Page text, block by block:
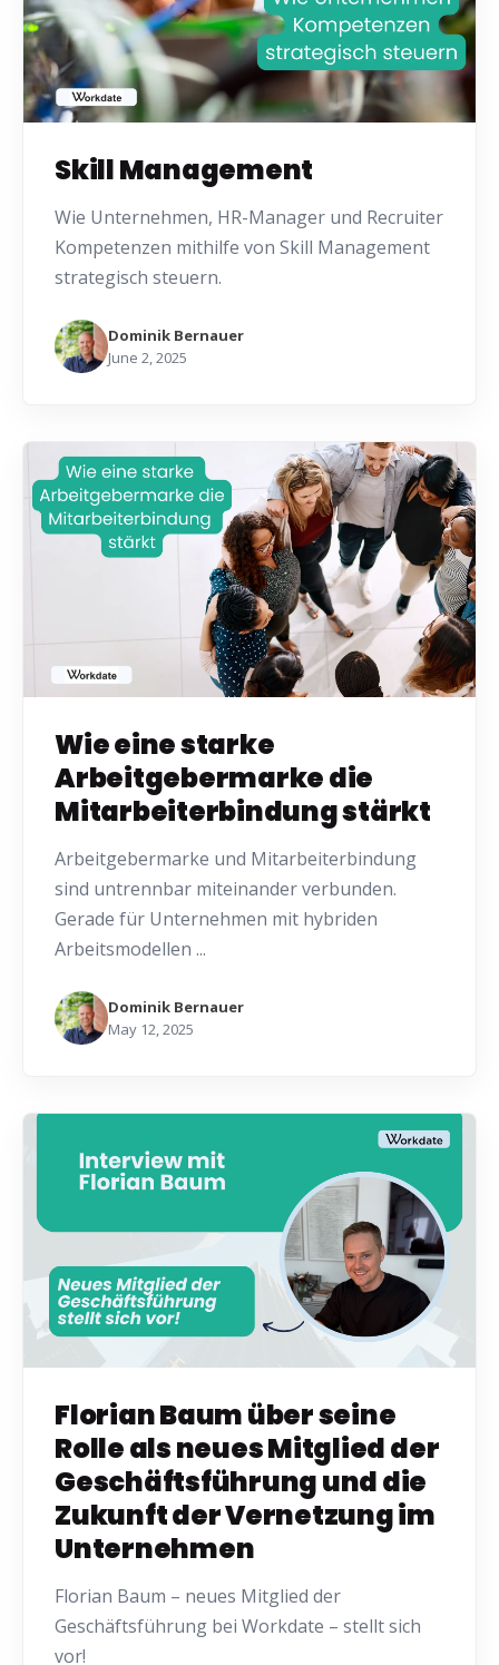
Skill Management
Wie Unternehmen, HR-Manager und Recruiter
Kompetenzen mithilfe von Skill Management
strategisch steuern.
Dominik Bernauer
June 2, 2025
Wie eine starke
Arbeitgebermarke die
Mitarbeiterbindung stärkt
Arbeitgebermarke und Mitarbeiterbindung
sind untrennbar miteinander verbunden.
Gerade für Unternehmen mit hybriden
Arbeitsmodellen ...
Dominik Bernauer
May 12, 2025
Florian Baum über seine
Rolle als neues Mitglied der
Geschäftsführung und die
Zukunft der Vernetzung im
Unternehmen
Florian Baum – neues Mitglied der
Geschäftsführung bei Workdate – stellt sich
vor!